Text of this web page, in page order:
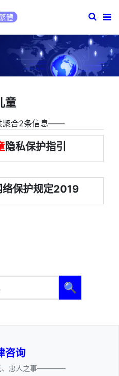
體
童
合2条信息――
隐私保护指引
络保护规定2019
🔍
咨询
忠人之事————